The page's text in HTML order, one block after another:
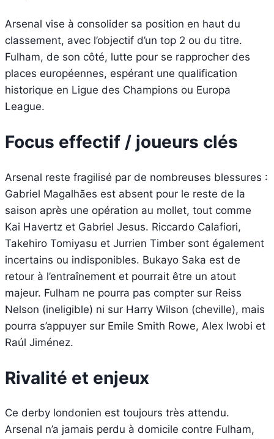
Arsenal vise à consolider sa position en haut du
classement, avec l’objectif d’un top 2 ou du titre.
Fulham, de son côté, lutte pour se rapprocher des
places européennes, espérant une qualification
historique en Ligue des Champions ou Europa
League.
Focus effectif / joueurs clés
Arsenal reste fragilisé par de nombreuses blessures :
Gabriel Magalhães est absent pour le reste de la
saison après une opération au mollet, tout comme
Kai Havertz et Gabriel Jesus. Riccardo Calafiori,
Takehiro Tomiyasu et Jurrien Timber sont également
incertains ou indisponibles. Bukayo Saka est de
retour à l’entraînement et pourrait être un atout
majeur. Fulham ne pourra pas compter sur Reiss
Nelson (ineligible) ni sur Harry Wilson (cheville), mais
pourra s’appuyer sur Emile Smith Rowe, Alex Iwobi et
Raúl Jiménez.
Rivalité et enjeux
Ce derby londonien est toujours très attendu.
Arsenal n’a jamais perdu à domicile contre Fulham,